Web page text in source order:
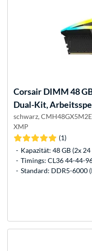
Corsair DIMM 48
Dual-Kit,
schwarz,
XMP
(1)
Kapazität: 48 GB (2x 24
Timings: CL36 44-44-
Standard: DDR5-6000